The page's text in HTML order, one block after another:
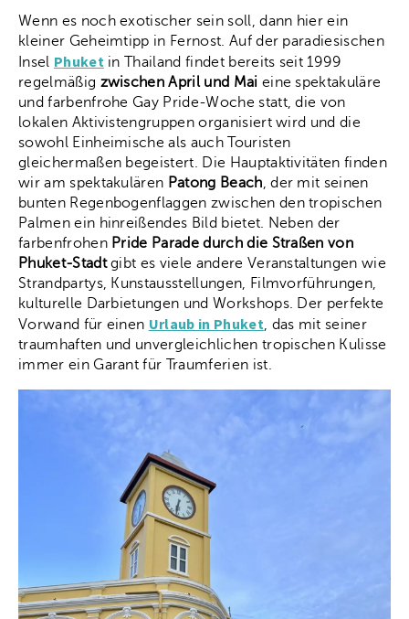
Wenn es noch exotischer sein soll, dann hier ein
kleiner Geheimtipp in Fernost. Auf der paradiesischen
Insel Phuketin Thailand findet bereits seit 1999
regelmäßig zwischen April und Mai eine spektakuläre
und farbenfrohe Gay Pride-Woche statt, die von
lokalen Aktivistengruppen organisiert wird und die
sowohl Einheimische als auch Touristen
gleichermaßen begeistert. Die Hauptaktivitäten finden
wir am spektakulären Patong Beach, der mit seinen
bunten Regenbogenflaggen zwischen den tropischen
Palmen ein hinreißendes Bild bietet. Neben der
farbenfrohen Pride Parade durch die Straßen von
Phuket-Stadtgibt es viele andere Veranstaltungen wie
Strandpartys, Kunstausstellungen, Filmvorführungen,
kulturelle Darbietungen und Workshops. Der perfekte
Vorwand für einen Urlaub in Phuket, das mit seiner
traumhaften und unvergleichlichen tropischen Kulisse
immer ein Garant für Traumferien ist.